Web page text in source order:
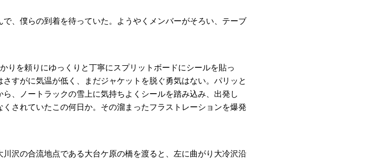
、僕らの到着を待っていた。ようやくメンバーがそろい、テーブ
りを頼りにゆっくりと丁寧にスプリットボードにシールを貼っ
すがに気温が低く、まだジャケットを脱ぐ勇気はない。パリッと
、ノートラックの雪上に気持ちよくシールを踏み込み、出発し
されていたこの何日か。その溜まったフラストレーションを爆発
沢の合流地点である大台ケ原の橋を渡ると、左に曲がり大冷沢沿